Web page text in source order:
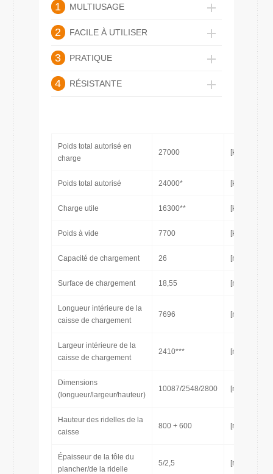
1 MULTIUSAGE
2 FACILE À UTILISER
3 PRATIQUE
4 RÉSISTANTE
Poids total autorisé en
charge
27000 [kg]
Poids total autorisé 24000* [kg]
Charge utile 16300** [kg]
Poids à vide 7700 [kg]
Capacité de chargement 26 [m3]
Surface de chargement 18,55 [m2]
Longueur intérieure de la
caisse de chargement
7696 [mm]
Largeur intérieure de la
caisse de chargement
2410*** [mm]
Dimensions
(longueur/largeur/hauteur)
10087/2548/2800 [mm]
Hauteur des ridelles de la
caisse
800 + 600 [mm]
Épaisseur de la tôle du
plancher/de la ridelle
5/2,5 [mm]